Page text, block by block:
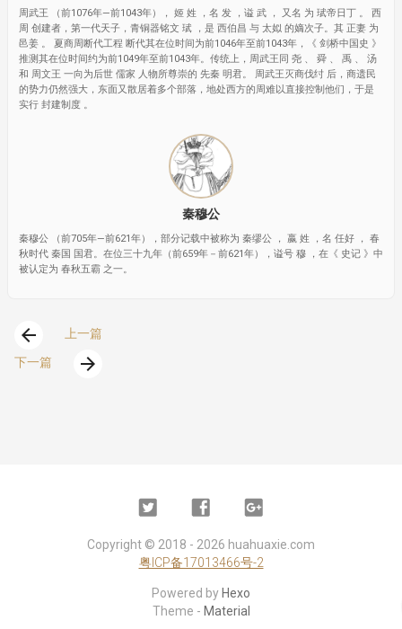
周武王 （前1076年—前1043年）， 姬 姓 ，名 发 ，谥 武 ， 又名 为 珷帝日丁 。 西
周 创建者，第一代天子，青铜器铭文 珷 ，是 西伯昌 与 太姒 的嫡次子。其 正妻 为
邑姜 。 夏商周断代工程 断代其在位时间为前1046年至前1043年，《 剑桥中国史 》
推测其在位时间约为前1049年至前1043年。传统上，周武王同 尧 、 舜 、 禹 、 汤
和 周文王 一向为后世 儒家 人物所尊崇的 先秦 明君。 周武王灭商伐纣 后，商遗民
的势力仍然强大，东面又散居着多个部落，地处西方的周难以直接控制他们，于是
实行 封建制度 。
秦穆公
秦穆公 （前705年—前621年），部分记载中被称为 秦缪公 ， 嬴 姓 ，名 任好 ， 春
秋时代 秦国 国君。在位三十九年（前659年－前621年），谥号 穆 ，在《 史记 》中
被认定为 春秋五霸 之一。
arrow_back
上一篇
下一篇
arrow_forward
Twitter FacebookGoogle
Copyright © 2018 - 2026 huahuaxie.com
粤ICP备17013466号-2
Powered by Hexo
Theme - Material